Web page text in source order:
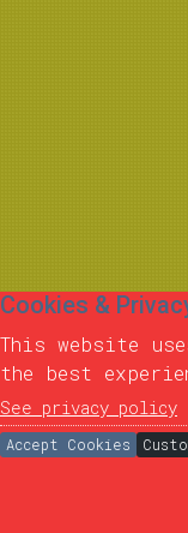
Cookies &
This website
the best
See privacy policy
Accept Cookies